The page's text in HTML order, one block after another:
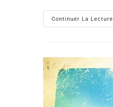
Continuer La Lecture